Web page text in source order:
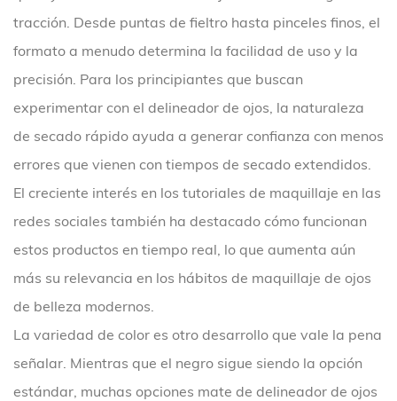
tracción. Desde puntas de fieltro hasta pinceles finos, el
formato a menudo determina la facilidad de uso y la
precisión. Para los principiantes que buscan
experimentar con el delineador de ojos, la naturaleza
de secado rápido ayuda a generar confianza con menos
errores que vienen con tiempos de secado extendidos.
El creciente interés en los tutoriales de maquillaje en las
redes sociales también ha destacado cómo funcionan
estos productos en tiempo real, lo que aumenta aún
más su relevancia en los hábitos de maquillaje de ojos
de belleza modernos.
La variedad de color es otro desarrollo que vale la pena
señalar. Mientras que el negro sigue siendo la opción
estándar, muchas opciones mate de delineador de ojos